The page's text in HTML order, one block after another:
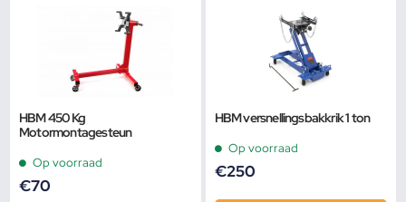
HBM 450 Kg
Motormontagesteun
Op voorraad
€70
HBM versnellingsbakkrik 1 ton
Op voorraad
€250